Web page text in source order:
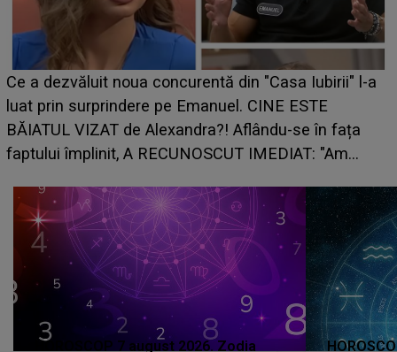
HOROSCOP de weekend, 8-9 august 2026. Zodia
care riscă să rămână fără bani. O decizie luată în
grabă îi aduce pierderi semnificative și îi dă toate
planurile peste cap
HOROSCOP 7 august 2026. Zodia